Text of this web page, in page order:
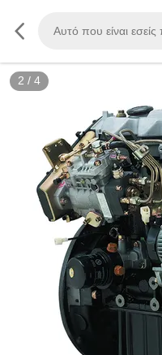
2 / 4